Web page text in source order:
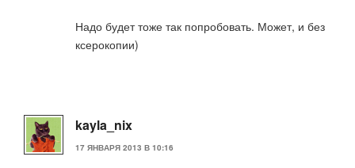
Надо будет тоже так попробовать. Может, и без
ксерокопии)
kayla_nix
17 ЯНВАРЯ 2013 В 10:16